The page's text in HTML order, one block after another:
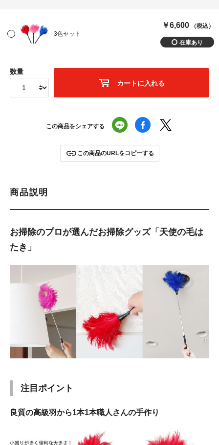
3色セット
￥6,600 （税込）
数量
カートに入れる
この商品をシェアする
この商品のURLをコピーする
商品説明
お掃除のプロが選んだお掃除グッズ「天使の毛は
たき」
注目ポイント
良質の高級羽から1本1本職人さんの手作り